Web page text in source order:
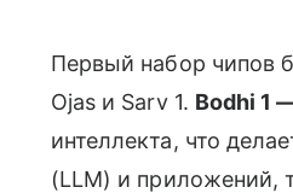
Первый набор чипов
Ojas и Sarv 1. Bodhi 1
интеллекта, что
(LLM) и приложений,